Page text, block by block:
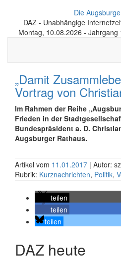
Die
DAZ - Unabhängige
Montag, 10.08.2026 -
„Damit
Vortrag von
Im Rahmen der Reihe
Frieden in der
Bundespräsident a. D.
Augsburger Rathaus.
Artikel vom 11.01.2017 | Autor: sz
Rubrik: Kurznachrichten, Politik,
teilen
teilen
teilen
DAZ heute